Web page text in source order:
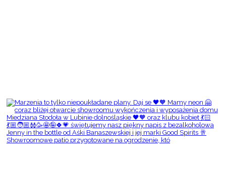
Showroomowe patio przygotowane na ogrodzenie, któ